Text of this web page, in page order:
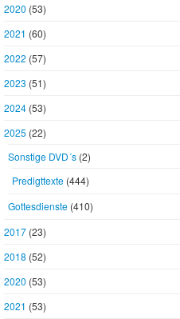
2020 (53)
2021 (60)
2022 (57)
2023 (51)
2024 (53)
2025 (22)
Sonstige DVD´s (2)
Predigttexte (444)
Gottesdienste (410)
2017 (23)
2018 (52)
2020 (53)
2021 (53)